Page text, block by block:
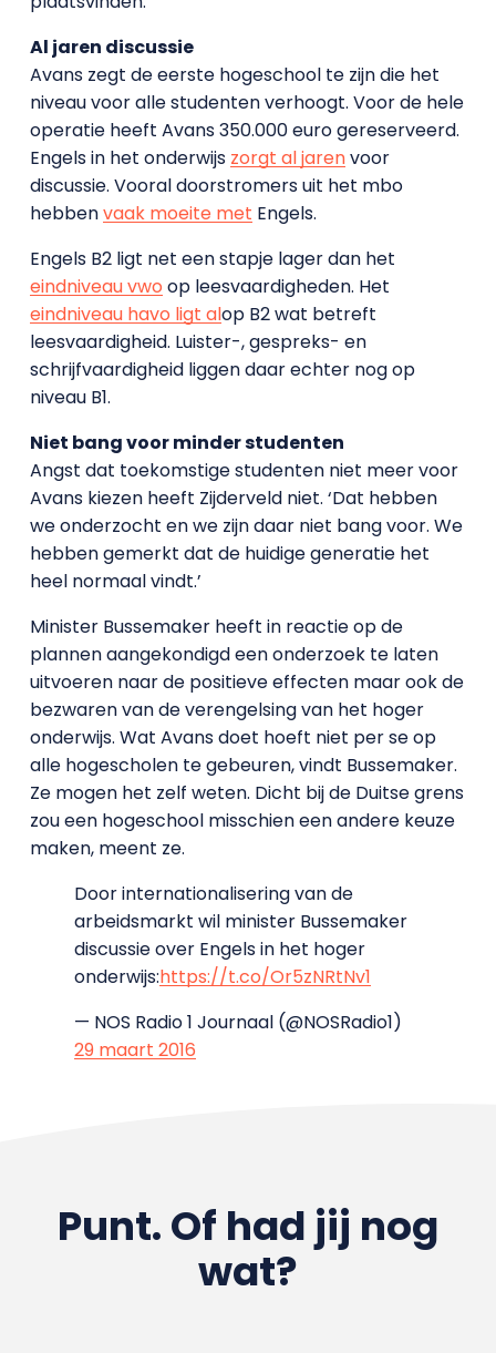
Al jaren discussie
Avans zegt de eerste hogeschool te zijn die het
niveau voor alle studenten verhoogt. Voor de hele
operatie heeft Avans 350.000 euro gereserveerd.
Engels in het onderwijs zorgt al jarenvoor
discussie. Vooral doorstromers uit het mbo
hebbenvaak moeite met Engels.
Engels B2 ligt net een stapje lager dan het
eindniveau vwo op leesvaardigheden. Het
eindniveau havo ligt alop B2 wat betreft
leesvaardigheid. Luister-, gespreks- en
schrijfvaardigheid liggen daar echter nog op
niveau B1.
Niet bang voor minder studenten
Angst dat toekomstige studenten niet meer voor
Avans kiezen heeft Zijderveld niet. ‘Dat hebben
we onderzocht en we zijn daar niet bang voor. We
hebben gemerkt dat de huidige generatie het
heel normaal vindt.’
Minister Bussemaker heeft in reactie op de
plannen aangekondigd een onderzoek te laten
uitvoeren naar de positieve effecten maar ook de
bezwaren van de verengelsing van het hoger
onderwijs. Wat Avans doet hoeft niet per se op
alle hogescholen te gebeuren, vindt Bussemaker.
Ze mogen het zelf weten. Dicht bij de Duitse grens
zou een hogeschool misschien een andere keuze
maken, meent ze.
Door internationalisering van de
arbeidsmarkt wil minister Bussemaker
discussie over Engels in het hoger
onderwijs:https://t.co/Or5zNRtNv1
— NOS Radio 1 Journaal (@NOSRadio1)
29 maart 2016
Punt. Of had jij nog
wat?